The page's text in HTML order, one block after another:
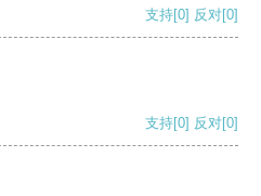
支持[0] 反对[0]
支持[0] 反对[0]